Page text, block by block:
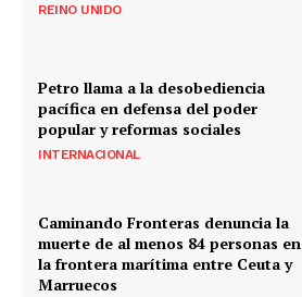
REINO UNIDO
Petro llama a la desobediencia
pacífica en defensa del poder
popular y reformas sociales
INTERNACIONAL
Caminando Fronteras denuncia la
muerte de al menos 84 personas en
la frontera marítima entre Ceuta y
Marruecos